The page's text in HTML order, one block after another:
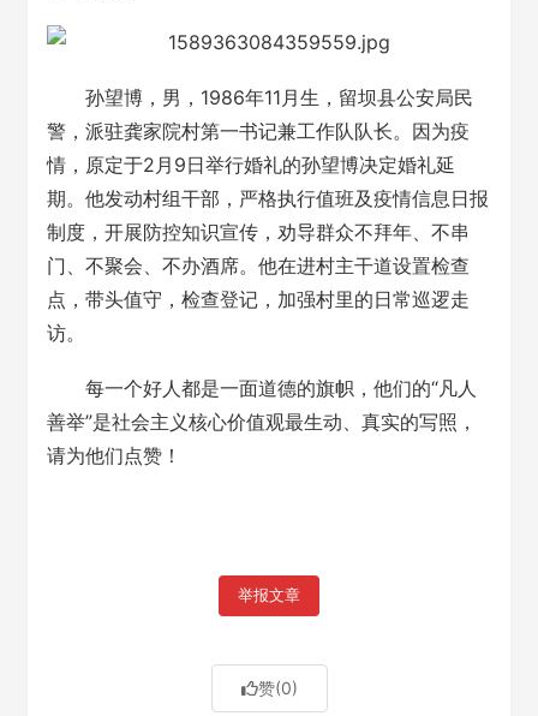
孙望博，男，1986年11月生，留坝县公安局民
警，派驻龚家院村第一书记兼工作队队长。因为疫
情，原定于2月9日举行婚礼的孙望博决定婚礼延
期。他发动村组干部，严格执行值班及疫情信息日报
制度，开展防控知识宣传，劝导群众不拜年、不串
门、不聚会、不办酒席。他在进村主干道设置检查
点，带头值守，检查登记，加强村里的日常巡逻走
访。
每一个好人都是一面道德的旗帜，他们的“凡人
善举”是社会主义核心价值观最生动、真实的写照，
请为他们点赞！
举报文章
赞(0)